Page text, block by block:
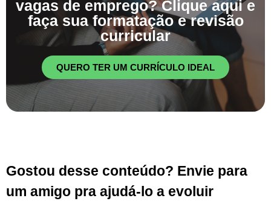
vagas de emprego? Clique aqui e
faça sua formatação e revisão
curricular
QUERO TER UM CURRÍCULO IDEAL
Gostou desse conteúdo? Envie para
um amigo pra ajudá-lo a evoluir